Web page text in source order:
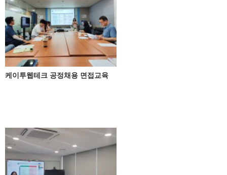
케이투웹테크 공정채용 면접교육